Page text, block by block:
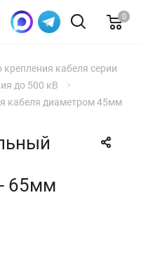
0
кабеля серии
до 500 кВ
кабеля диаметром 45мм
65мм